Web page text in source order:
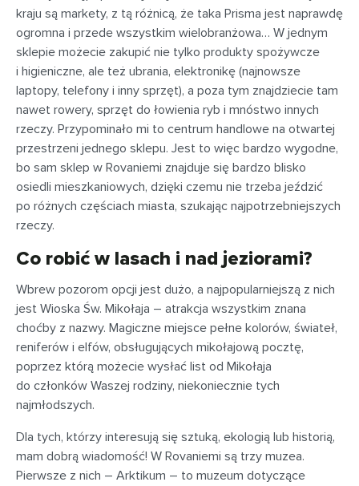
kraju są markety, z tą różnicą, że taka Prisma jest naprawdę
ogromna i przede wszystkim wielobranżowa… W jednym
sklepie możecie zakupić nie tylko produkty spożywcze
i higieniczne, ale też ubrania, elektronikę (najnowsze
laptopy, telefony i inny sprzęt), a poza tym znajdziecie tam
nawet rowery, sprzęt do łowienia ryb i mnóstwo innych
rzeczy. Przypominało mi to centrum handlowe na otwartej
przestrzeni jednego sklepu. Jest to więc bardzo wygodne,
bo sam sklep w Rovaniemi znajduje się bardzo blisko
osiedli mieszkaniowych, dzięki czemu nie trzeba jeździć
po różnych częściach miasta, szukając najpotrzebniejszych
rzeczy.
Co robić w lasach i nad jeziorami?
Wbrew pozorom opcji jest dużo, a najpopularniejszą z nich
jest Wioska Św. Mikołaja – atrakcja wszystkim znana
choćby z nazwy. Magiczne miejsce pełne kolorów, świateł,
reniferów i elfów, obsługujących mikołajową pocztę,
poprzez którą możecie wysłać list od Mikołaja
do członków Waszej rodziny, niekoniecznie tych
najmłodszych.
Dla tych, którzy interesują się sztuką, ekologią lub historią,
mam dobrą wiadomość! W Rovaniemi są trzy muzea.
Pierwsze z nich – Arktikum – to muzeum dotyczące